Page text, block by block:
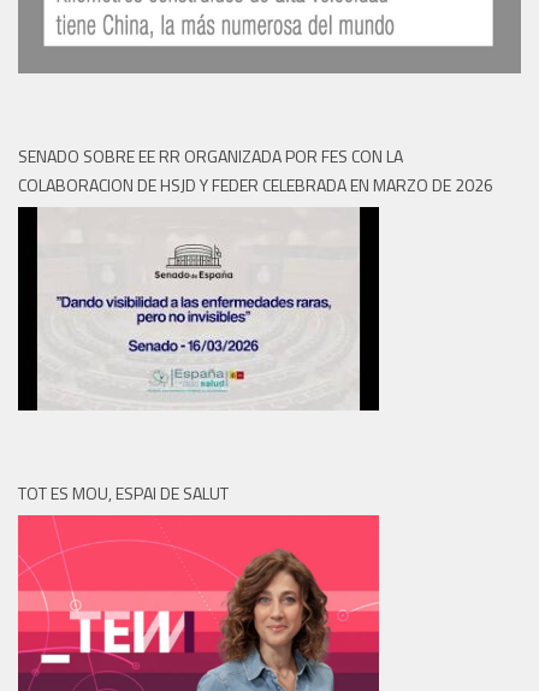
SENADO SOBRE EE RR ORGANIZADA POR FES CON LA
COLABORACION DE HSJD Y FEDER CELEBRADA EN MARZO DE 2026
TOT ES MOU, ESPAI DE SALUT